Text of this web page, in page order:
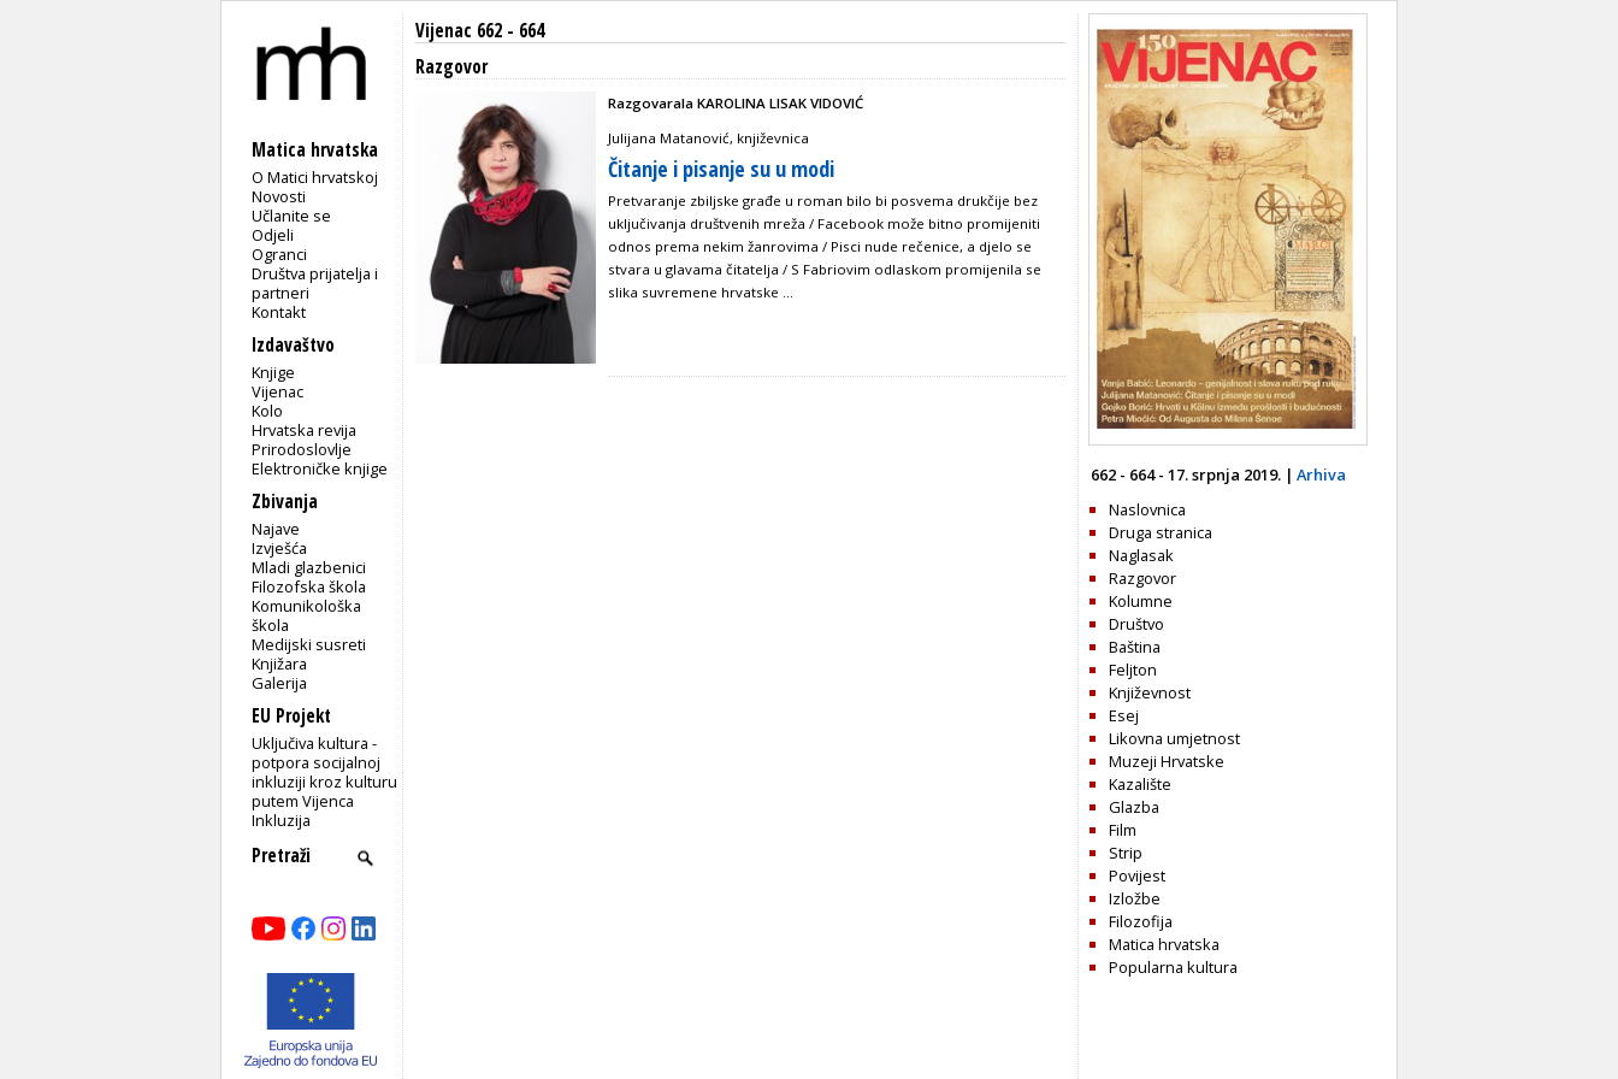
Matica hrvatska
O Matici hrvatskoj
Novosti
Učlanite se
Odjeli
Ogranci
Društva prijatelja i
partneri
Kontakt
Izdavaštvo
Knjige
Vijenac
Kolo
Hrvatska revija
Prirodoslovlje
Elektroničke knjige
Zbivanja
Najave
Izvješća
Mladi glazbenici
Filozofska škola
Komunikološka
škola
Medijski susreti
Knjižara
Galerija
EU Projekt
Uključiva kultura -
potpora socijalnoj
inkluziji kroz kulturu
putem Vijenca
Inkluzija
Vijenac 662 - 664
Razgovor
Razgovarala KAROLINA LISAK VIDOVIĆ
Julijana Matanović, književnica
Čitanje i pisanje su u modi
Pretvaranje zbiljske građe u roman bilo bi posvema drukčije bez
uključivanja društvenih mreža / Facebook može bitno promijeniti
odnos prema nekim žanrovima / Pisci nude rečenice, a djelo se
stvara u glavama čitatelja / S Fabriovim odlaskom promijenila se
slika suvremene hrvatske ...
662 - 664 - 17. srpnja 2019. | Arhiva
Naslovnica
Druga stranica
Naglasak
Razgovor
Kolumne
Društvo
Baština
Feljton
Književnost
Esej
Likovna umjetnost
Muzeji Hrvatske
Kazalište
Glazba
Film
Strip
Povijest
Izložbe
Filozofija
Matica hrvatska
Popularna kultura